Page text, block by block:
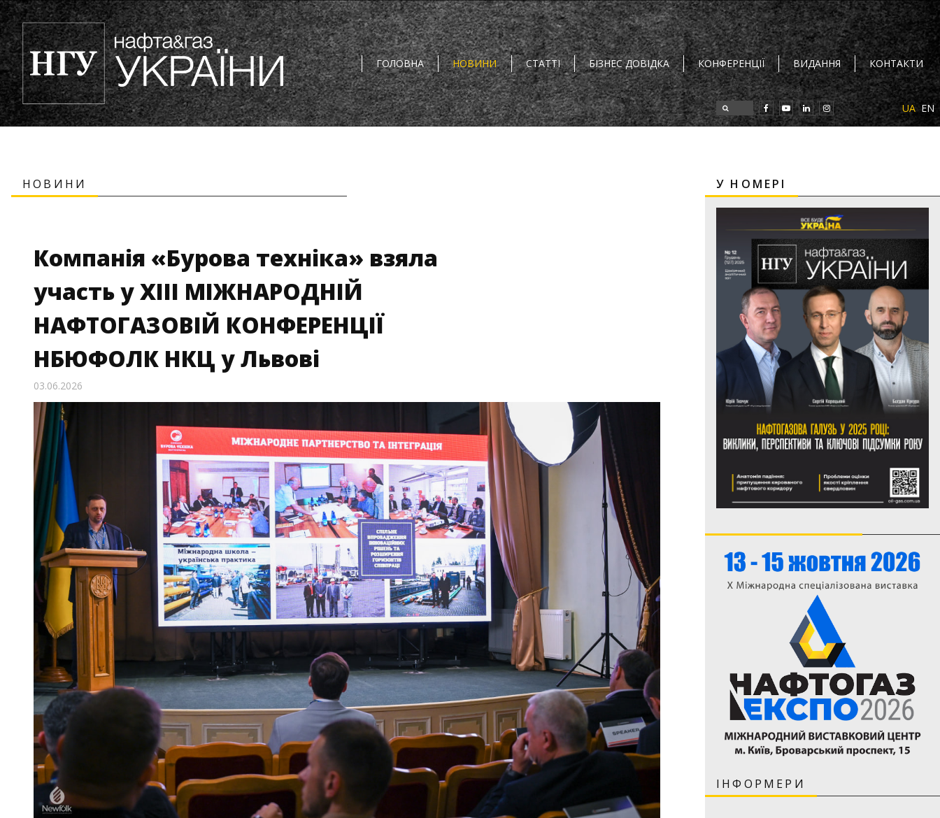
UA EN
ГОЛОВНА НОВИНИ СТАТТІ БІЗНЕС ДОВІДКА КОНФЕРЕНЦІЇ ВИДАННЯ КОНТАКТИ
НОВИНИ
Компанія «Бурова техніка» взяла
участь у ХІІІ МІЖНАРОДНІЙ
НАФТОГАЗОВІЙ КОНФЕРЕНЦІЇ
НБЮФОЛК НКЦ у Львові
03.06.2026
У НОМЕРІ
ІНФОРМЕРИ